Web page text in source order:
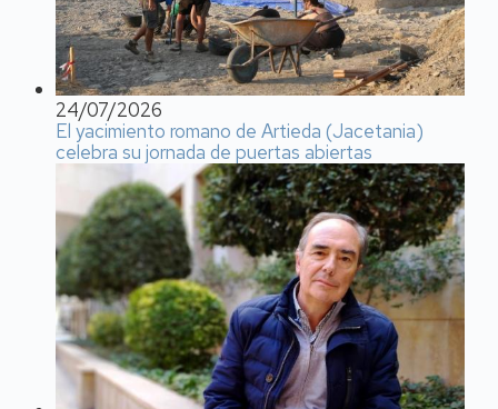
24/07/2026
El yacimiento romano de Artieda (Jacetania)
celebra su jornada de puertas abiertas